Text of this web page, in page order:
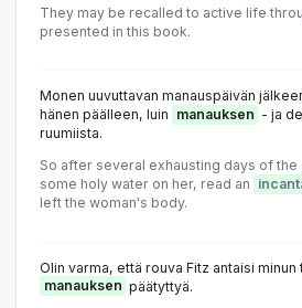
They may be recalled to active life
presented in this book.
Monen uuvuttavan manauspäivän
hänen päälleen, luin manauksen - ja
ruumiista.
So after several exhausting days of
some holy water on her, read an
left the woman's body.
Olin varma, että rouva Fitz antaisi minun
manauksen päätyttyä.